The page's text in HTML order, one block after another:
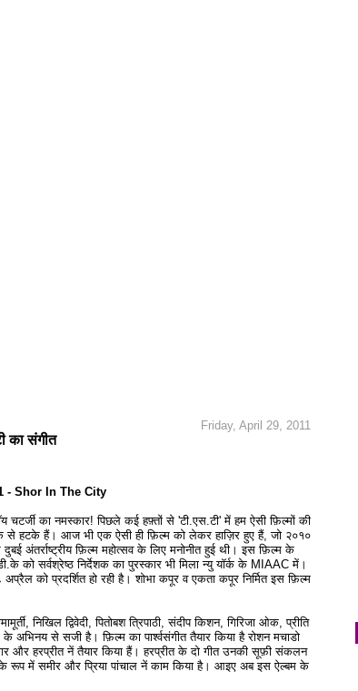
Friday, April 29, 2011
का संगीत
- Shor In The City
चटर्जी का नमस्कार! पिछले कई हफ़्तों से 'टी.एस.टी' में हम ऐसी फ़िल्मों की
से हटके हैं। आज भी एक ऐसी ही फ़िल्म को लेकर हाज़िर हुए हैं, जो २०१०
दुबई अंतर्राष्ट्रीय फ़िल्म महोत्सव के लिए मनोनीत हुई थी। इस फ़िल्म के
को सर्वश्रेष्ठ निर्देशक का पुरस्कार भी मिला न्यु यॉर्क के MIAAC में।
को प्रदर्शित हो रही है। शोभा कपूर व एकता कपूर निर्मित इस फ़िल्म
निखिल द्विवेदी, पितोबश त्रिपाठी, संदीप किशन, गिरिजा ओक, प्रीति
अभिनय से सजी है। फ़िल्म का पार्श्वसंगीत तैयार किया है रोशन मचाडो
और हरप्रीत नें तैयार किया हैं। हरप्रीत के दो गीत उनकी सूफ़ी संकलन
रूप में समीर और प्रिया पांचाल नें काम किया है। आइए अब इस ऐल्बम के